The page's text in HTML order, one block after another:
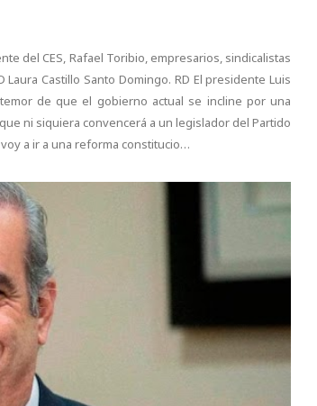
del CES, Rafael Toribio, empresarios, sindicalistas
Laura Castillo Santo Domingo. RD El presidente Luis
de que el gobierno actual se incline por una
ni siquiera convencerá a un legisla­dor del Partido
a ir a una re­forma constitucio…